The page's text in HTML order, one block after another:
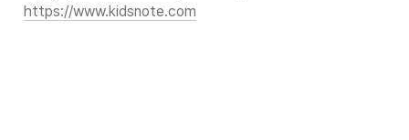
https://www.kidsnote.com